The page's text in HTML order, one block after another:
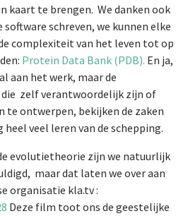
kaart te brengen. We danken ook
schreven, we kunnen elke
complexiteit van het leven tot op
Protein Data Bank (PDB). En ja,
aan het werk, maar de
die zelf verantwoordelijk zijn of
te ontwerpen, bekijken de zaken
heel veel leren van de schepping.
evolutietheorie zijn we natuurlijk
maar dat laten we over aan
organisatie kla.tv :
Deze film toot ons de geestelijke